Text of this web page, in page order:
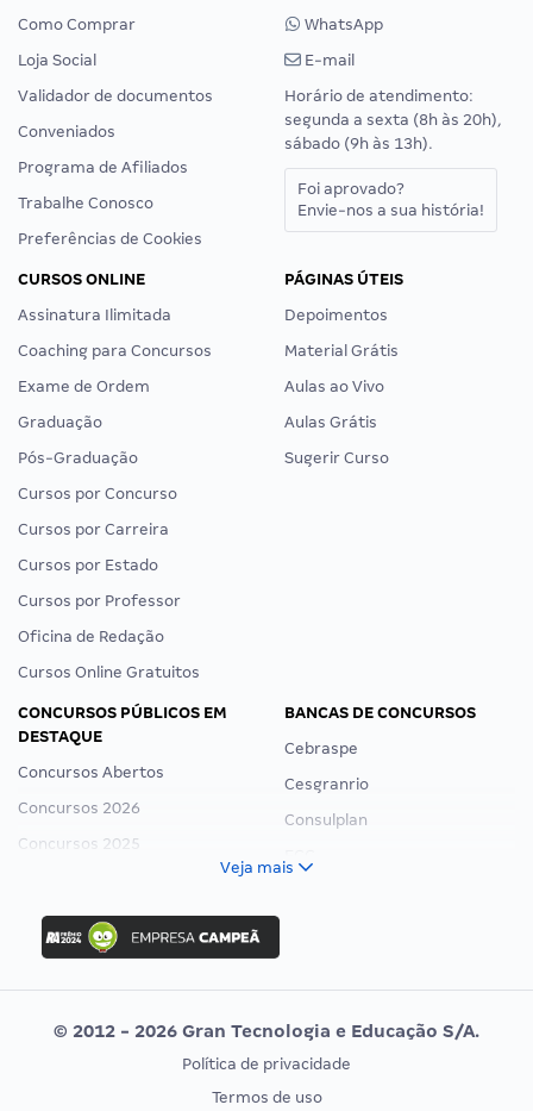
Como Comprar
Loja Social
Validador de documentos
Conveniados
Programa de Afiliados
Trabalhe Conosco
Preferências de Cookies
WhatsApp
E-mail
Horário de atendimento:
segunda a sexta (8h às 20h),
sábado (9h às 13h).
Foi aprovado?
Envie-nos a sua história!
CURSOS ONLINE
Assinatura Ilimitada
Coaching para Concursos
Exame de Ordem
Graduação
Pós-Graduação
Cursos por Concurso
Cursos por Carreira
Cursos por Estado
Cursos por Professor
Oficina de Redação
Cursos Online Gratuitos
PÁGINAS ÚTEIS
Depoimentos
Material Grátis
Aulas ao Vivo
Aulas Grátis
Sugerir Curso
CONCURSOS PÚBLICOS EM
DESTAQUE
Concursos Abertos
Concursos 2026
Concursos 2025
Concurso Ibama
Concurso MPU
Editais publicados
BANCAS DE CONCURSOS
Cebraspe
Cesgranrio
Consulplan
Vunesp
CONCURSOS POR PROFISSÃO
EXAME DE ORDEM
Veja mais
© 2012 - 2026 Gran Tecnologia e Educação S/A.
Política de privacidade
Termos de uso